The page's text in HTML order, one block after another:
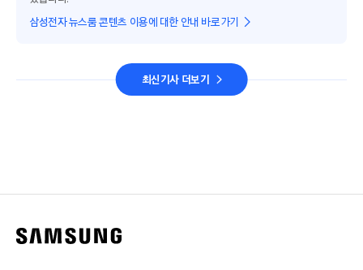
삼성전자 뉴스룸 콘텐츠 이용에 대한 안내 바로가기
최신기사 더보기